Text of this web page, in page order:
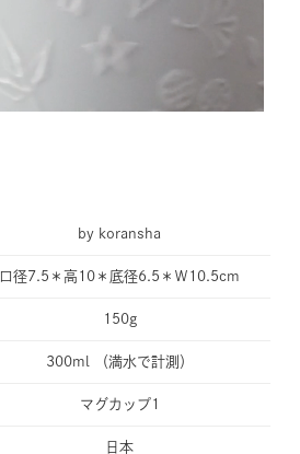
by koransha
口径7.5＊高10＊底径6.5＊Ｗ10.5cm
150g
300ml （満水で計測）
マグカップ1
日本